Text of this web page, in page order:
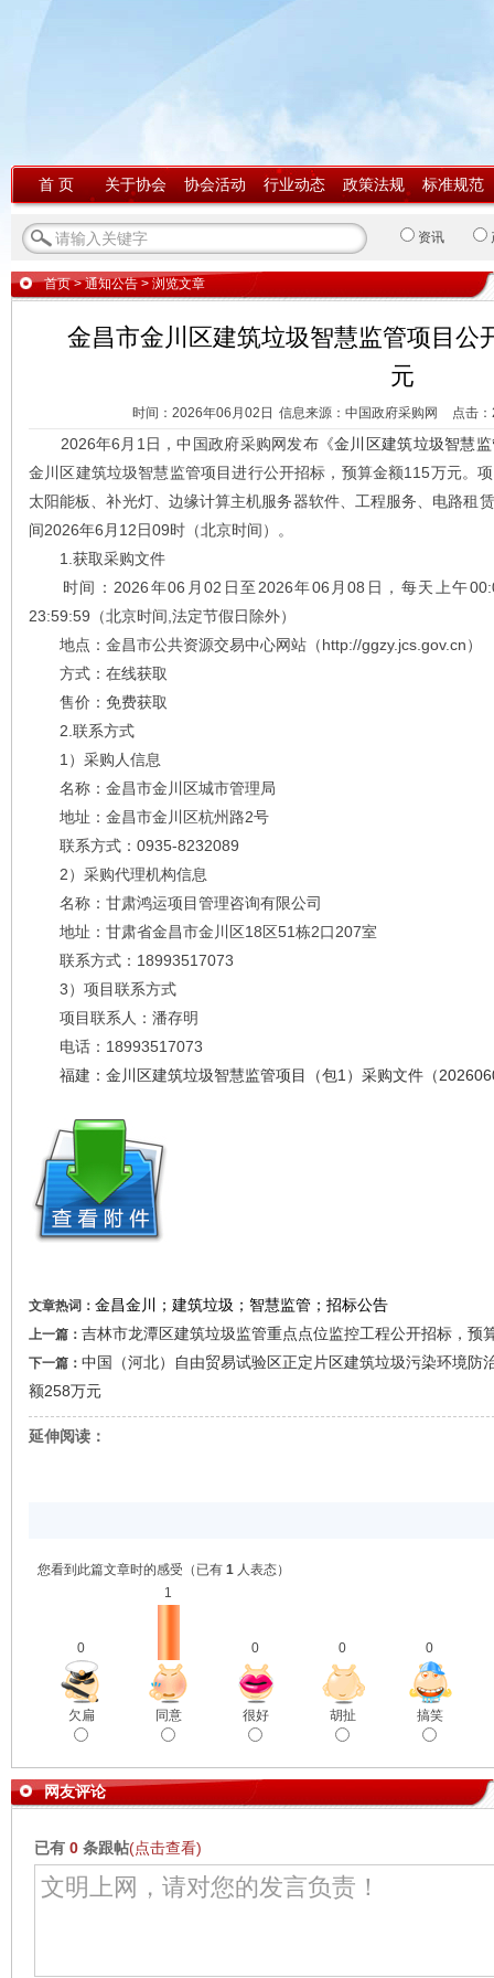
首 页 关于协会 协会活动 行业动态 政策法规 标准规范
资讯
首页>通知公告 > 浏览文章
金昌市金川区建筑垃圾智慧监管项目公
元
时间：2026年06月02日 信息来源：中国政府采购网 点击：
2026年6月1日，中国政府采购网发布《金川区建筑垃圾智慧
金川区建筑垃圾智慧监管项目进行公开招标，预算金额115万元。
太阳能板、补光灯、边缘计算主机服务器软件、工程服务、电路租
间2026年6月12日09时（北京时间）。
1.获取采购文件
时间：2026年06月02日至2026年06月08日，每天上午
23:59:59（北京时间,法定节假日除外）
地点：金昌市公共资源交易中心网站（http://ggzy.jcs.gov.cn）
方式：在线获取
售价：免费获取
2.联系方式
1）采购人信息
名称：金昌市金川区城市管理局
地址：金昌市金川区杭州路2号
联系方式：0935-8232089
2）采购代理机构信息
名称：甘肃鸿运项目管理咨询有限公司
地址：甘肃省金昌市金川区18区51栋2口207室
联系方式：18993517073
3）项目联系方式
项目联系人：潘存明
电话：18993517073
福建：金川区建筑垃圾智慧监管项目（包1）采购文件（
文章热词： 金昌金川；建筑垃圾；智慧监管；招标公告
上一篇： 吉林市龙潭区建筑垃圾监管重点点位监控工程公开招标，预
下一篇： 中国（河北）自由贸易试验区正定片区建筑垃圾污染环境防
额258万元
延伸阅读：
您看到此篇文章时的感受 （已有 1 人表态）
0
欠扁
1
同意
0
很好
0
胡扯
0
搞笑
网友评论
已有 0 条跟帖(点击查看)